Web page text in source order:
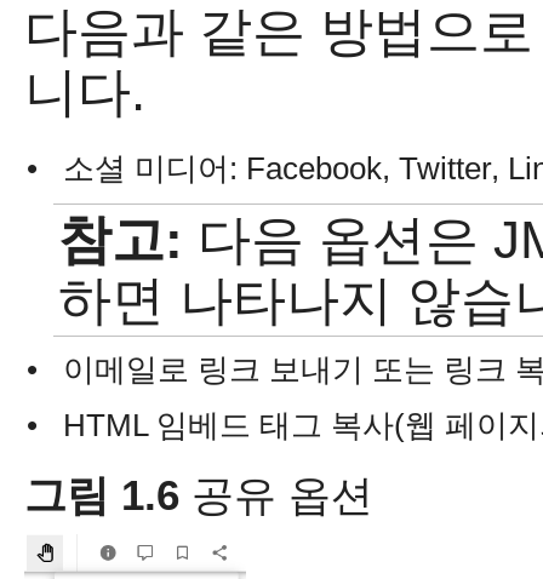
다음과 같은 방법으
니다.
• 소셜 미디어: Facebook, Twitter,
참고: 다음 옵션은
하면 나타나지 않습
•
이메일로 링크 보내기 또는 링크
•
HTML 임베드 태그 복사(웹 페이
그림 1.6 공유 옵션